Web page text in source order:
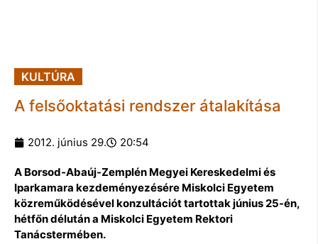
KULTÚRA
A felsőoktatási rendszer átalakítása
2012. június 29. 20:54
A Borsod-Abaúj-Zemplén Megyei Kereskedelmi és
Iparkamara kezdeményezésére Miskolci Egyetem
közreműködésével konzultációt tartottak június 25-én,
hétfőn délután a Miskolci Egyetem Rektori
Tanácstermében.